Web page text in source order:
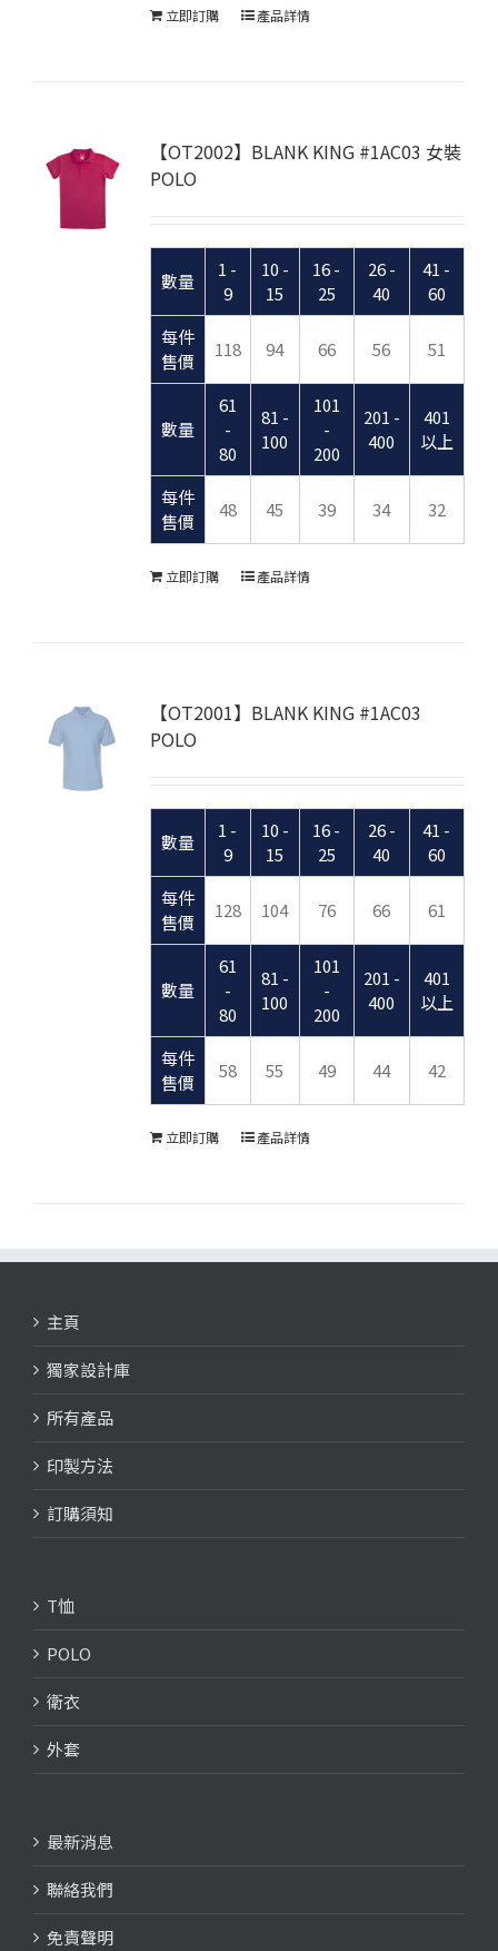
立即訂購 產品詳情
【OT2002】BLANK KING #1AC03 女裝
POLO
數量
1 -
9
10 -
15
16 -
25
26 -
40
41 -
60
每件
售價
118 94 66 56 51
數量
61
-
80
81 -
100
101
-
200
201 -
400
401
以上
每件
售價
48 45 39 34 32
立即訂購 產品詳情
【OT2001】BLANK KING #1AC03
POLO
數量
1 -
9
10 -
15
16 -
25
26 -
40
41 -
60
每件
售價
128 104 76 66 61
數量
61
-
80
81 -
100
101
-
200
201 -
400
401
以上
每件
售價
58 55 49 44 42
立即訂購 產品詳情
主頁
獨家設計庫
所有產品
印製方法
訂購須知
T恤
POLO
衛衣
外套
最新消息
聯絡我們
免責聲明